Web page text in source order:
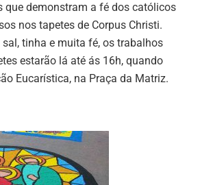
que demonstram a fé dos católicos
nos tapetes de Corpus Christi.
tinha e muita fé, os trabalhos
estarão lá até ás 16h, quando
Eucarística, na Praça da Matriz.